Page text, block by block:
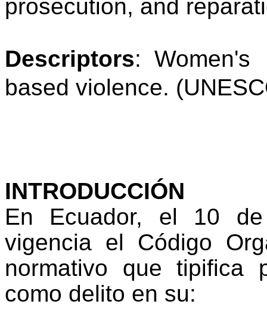
prosecution, and
Descriptors:
based violence.
INTRODUCCIÓN
En Ecuador, el 10
vigencia el Código
normativo que tipifica
como delito en su: